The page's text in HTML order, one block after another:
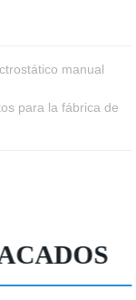
manual
para la fábrica de